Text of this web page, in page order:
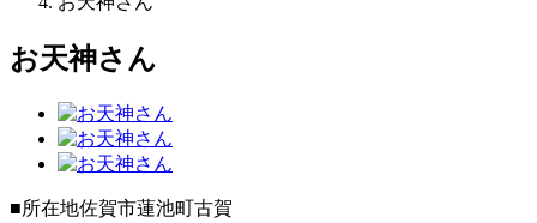
お天神さん
■所在地佐賀市蓮池町古賀